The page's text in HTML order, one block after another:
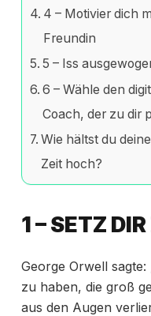
4 – Motivier dich
Freundin
5 – Iss
6 – Wähle den
Coach, der zu dir
Wie hältst du
Zeit hoch?
1 – SETZ
George Orwell sagte:
zu haben, die groß
aus den Augen